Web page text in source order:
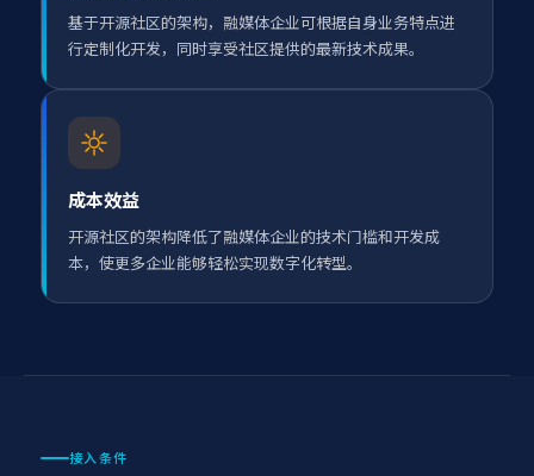
基于开源社区的架构，融媒体企业可根据自身业务特点进
行定制化开发，同时享受社区提供的最新技术成果。
成本效益
开源社区的架构降低了融媒体企业的技术门槛和开发成
本，使更多企业能够轻松实现数字化转型。
接入条件